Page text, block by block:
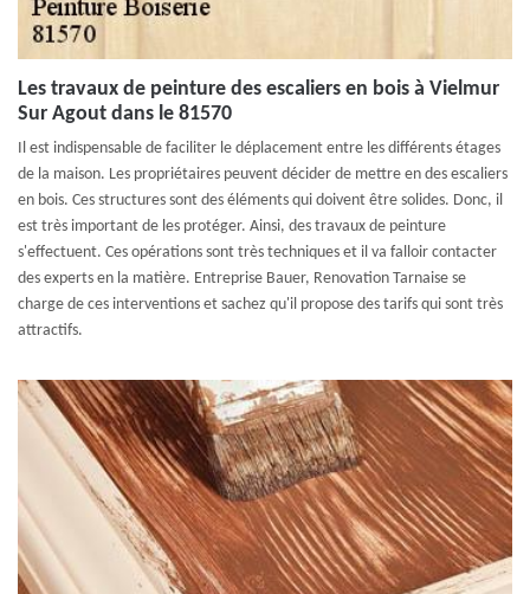
Les travaux de peinture des escaliers en bois à Vielmur
Sur Agout dans le 81570
Il est indispensable de faciliter le déplacement entre les différents étages
de la maison. Les propriétaires peuvent décider de mettre en des escaliers
en bois. Ces structures sont des éléments qui doivent être solides. Donc, il
est très important de les protéger. Ainsi, des travaux de peinture
s'effectuent. Ces opérations sont très techniques et il va falloir contacter
des experts en la matière. Entreprise Bauer, Renovation Tarnaise se
charge de ces interventions et sachez qu'il propose des tarifs qui sont très
attractifs.